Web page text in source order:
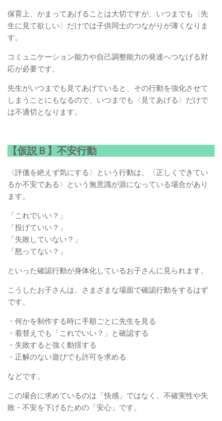
保育上、かまってあげることは大切ですが、いつまでも〈先
生に見て欲しい〉だけでは子供同士のつながりが薄くなりま
す。
コミュニケーション能力や自己調整能力の発達へつなげる対
応が必要です。
先生がいつまでも見てあげていると、その行動を強化させて
しまうことにもなるので、いつまでも〈見てあげる〉だけで
は不適切となります。
【仮説Ｂ】不安行動
〈評価を絶えず気にする〉という行動は、〈正しくできてい
るか不安である〉という無意識が源になっている場合があり
ます。
「これでいい？」
「投げていい？」
「失敗していない？」
「怒ってない？」
といった確認行動が身体化しているお子さんに見られます。
こうしたお子さんは、さまざまな場面で確認行動をするはず
です。
・何かを制作する時に手順ごとに先生を見る
・着替えでも「これでいい？」と確認する
・失敗すると強く動揺する
・正解のない遊びでも許可を求める
などです。
この場合に求めているのは「快感」ではなく、不確実性や失
敗・不安を下げるための「安心」です。